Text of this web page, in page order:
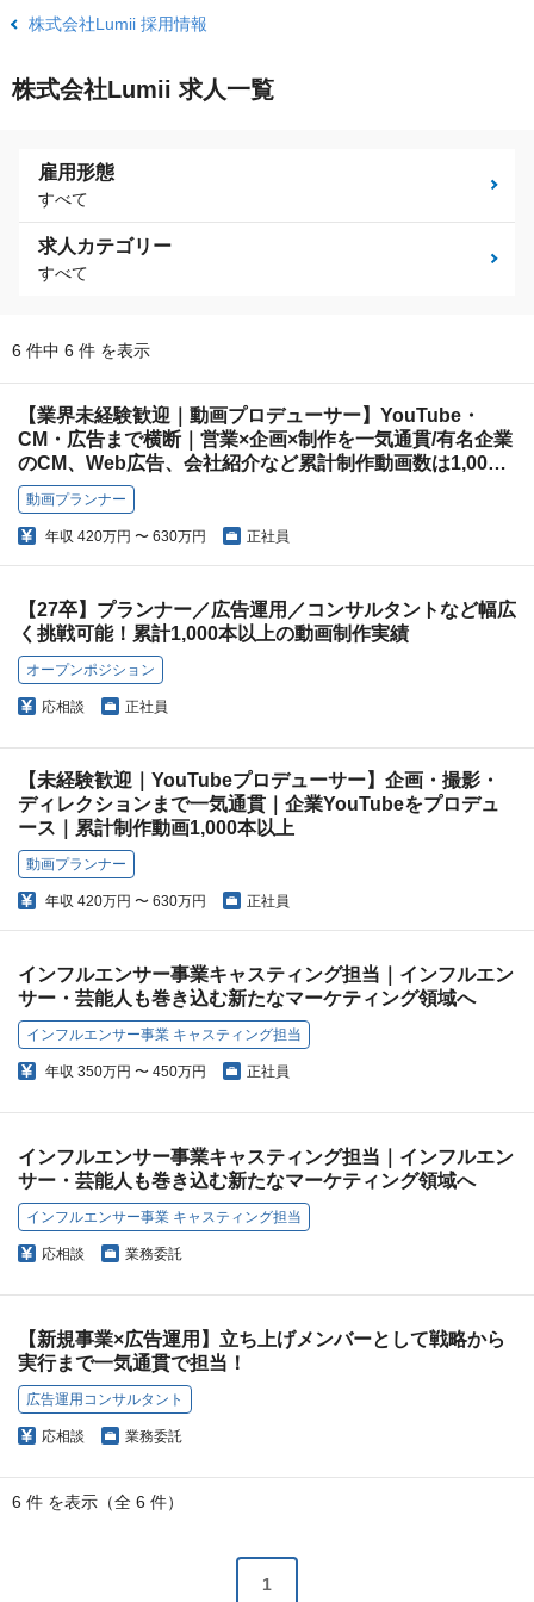
株式会社Lumii 採用情報
株式会社Lumii 求人一覧
雇用形態
すべて
求人カテゴリー
すべて
6 件中 6 件 を表示
【業界未経験歓迎｜動画プロデューサー】YouTube・
CM・広告まで横断｜営業×企画×制作を一気通貫/有名企業
のCM、Web広告、会社紹介など累計制作動画数は1,000
本以上
動画プランナー
年収 420万円 〜 630万円 正社員
【27卒】プランナー／広告運用／コンサルタントなど幅広
く挑戦可能！累計1,000本以上の動画制作実績
オープンポジション
応相談 正社員
【未経験歓迎｜YouTubeプロデューサー】企画・撮影・
ディレクションまで一気通貫｜企業YouTubeをプロデュ
ース｜累計制作動画1,000本以上
動画プランナー
年収 420万円 〜 630万円 正社員
インフルエンサー事業キャスティング担当｜インフルエン
サー・芸能人も巻き込む新たなマーケティング領域へ
インフルエンサー事業 キャスティング担当
年収 350万円 〜 450万円 正社員
インフルエンサー事業キャスティング担当｜インフルエン
サー・芸能人も巻き込む新たなマーケティング領域へ
インフルエンサー事業 キャスティング担当
応相談 業務委託
【新規事業×広告運用】立ち上げメンバーとして戦略から
実行まで一気通貫で担当！
広告運用コンサルタント
応相談 業務委託
6 件 を表示（全 6 件）
1